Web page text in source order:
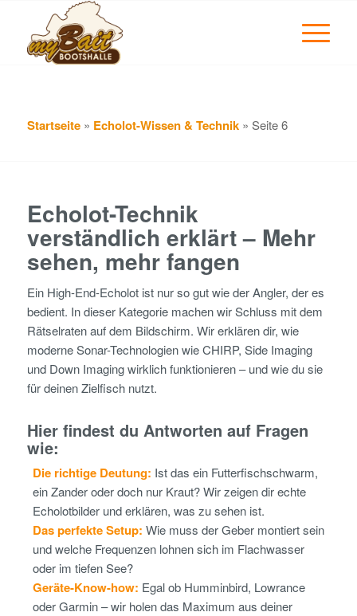
Startseite» Echolot-Wissen & Technik» Seite 6
Echolot-Technik
verständlich erklärt – Mehr
sehen, mehr fangen
Ein High-End-Echolot ist nur so gut wie der Angler, der es
bedient. In dieser Kategorie machen wir Schluss mit dem
Rätselraten auf dem Bildschirm. Wir erklären dir, wie
moderne Sonar-Technologien wie CHIRP, Side Imaging
und Down Imaging wirklich funktionieren – und wie du sie
für deinen Zielfisch nutzt.
Hier findest du Antworten auf Fragen
wie:
Die richtige Deutung: Ist das ein Futterfischschwarm,
ein Zander oder doch nur Kraut? Wir zeigen dir echte
Echolotbilder und erklären, was zu sehen ist.
Das perfekte Setup: Wie muss der Geber montiert sein
und welche Frequenzen lohnen sich im Flachwasser
oder im tiefen See?
Geräte-Know-how: Egal ob Humminbird, Lowrance
oder Garmin – wir holen das Maximum aus deiner